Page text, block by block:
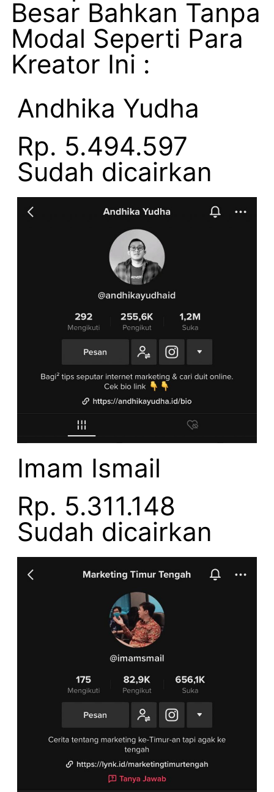
Besar Bahkan Tanpa
Modal Seperti Para
Kreator Ini :
Andhika Yudha
Rp. 5.494.597
Sudah dicairkan
Imam Ismail
Rp. 5.311.148
Sudah dicairkan